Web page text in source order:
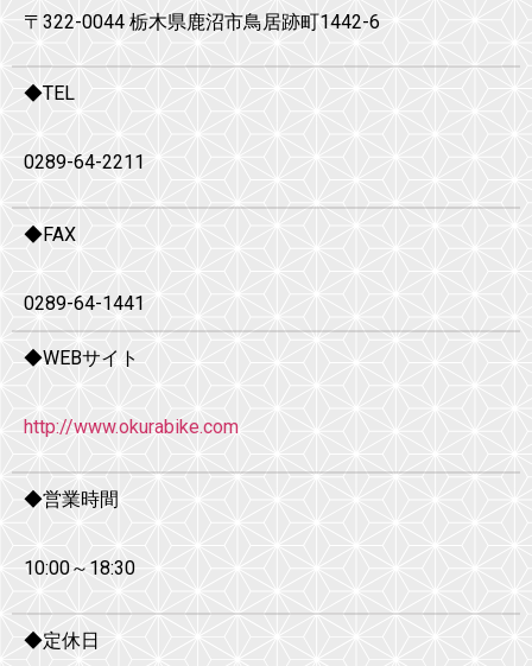
〒322-0044 栃木県鹿沼市鳥居跡町1442-6
◆TEL
0289-64-2211
◆FAX
0289-64-1441
◆WEBサイト
http://www.okurabike.com
◆営業時間
10:00～18:30
◆定休日